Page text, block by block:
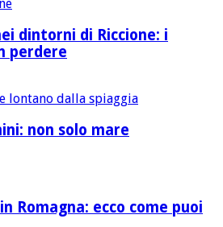
dintorni di Riccione: i
perdere
non solo mare
Romagna: ecco come puoi